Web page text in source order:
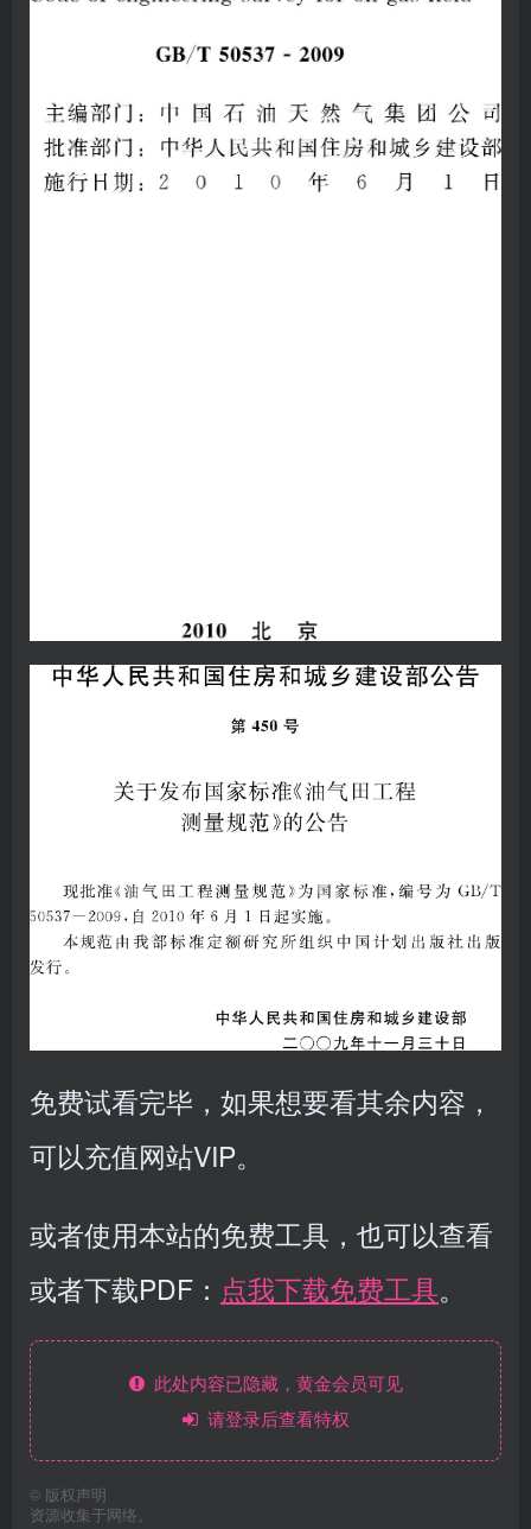
免费试看完毕，如果想要看其余内容，
可以充值网站VIP。
或者使用本站的免费工具，也可以查看
或者下载PDF： 点我下载免费工具。
此处内容已隐藏，黄金会员可见
请登录后查看特权
© 版权声明
资源收集于网络。